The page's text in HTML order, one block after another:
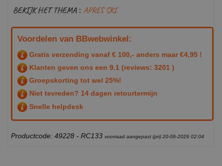
BEKIJK HET THEMA : APRES SKI
Voordelen van BBwebwinkel:
Gratis verzending vanaf € 100,- anders maar €4,95 !
Klanten geven ons een 9.1 (reviews: 3201 )
Groepskorting tot wel 25%!
Niet tevreden? 14 dagen retourtermijn
Snelle helpdesk
Productcode: 49228 - RC133 voorraad aangepast (pri) 20-06-2026 02:04